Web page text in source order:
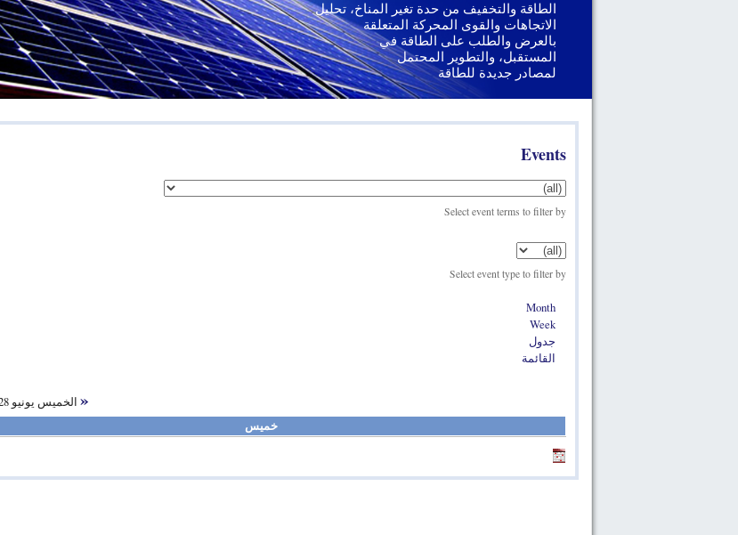
الطاقة والتخفيف من حدة تغير المناخ، تحليل
الاتجاهات والقوى المحركة المتعلقة
بالعرض والطلب على الطاقة في
المستقبل، والتطوير المحتمل
لمصادر جديدة للطاقة
الجغرافيا السياسية والحوكمة، يتناول التحديات السياسية
الإقليمية والدولية التي تواجهها دول
جنوب المتوسط
Events
Select event terms to filter by
Select event type to filter by
Month
Week
جدول
القائمة
« الخميس يونيو 28, 2012
خميس